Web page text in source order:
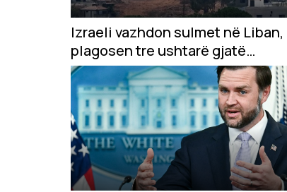
Izraeli vazhdon sulmet në Liban,
plagosen tre ushtarë gjatë
çaktivizimit të municioneve